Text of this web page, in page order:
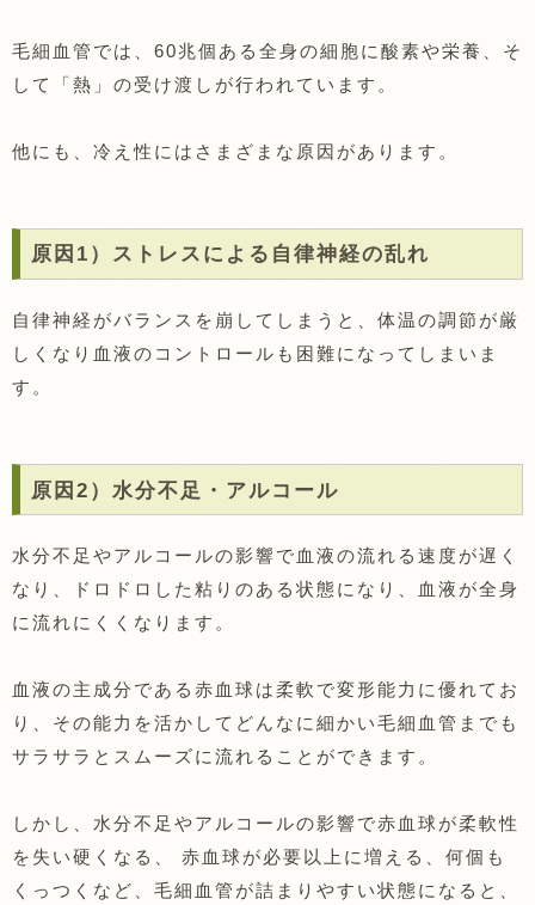
毛細血管では、60兆個ある全身の細胞に酸素や栄養、そ
して「熱」の受け渡しが行われています。
他にも、冷え性にはさまざまな原因があります。
原因1）ストレスによる自律神経の乱れ
自律神経がバランスを崩してしまうと、体温の調節が厳
しくなり血液のコントロールも困難になってしまいま
す。
原因2）水分不足・アルコール
水分不足やアルコールの影響で血液の流れる速度が遅く
なり、ドロドロした粘りのある状態になり、血液が全身
に流れにくくなります。
血液の主成分である赤血球は柔軟で変形能力に優れてお
り、その能力を活かしてどんなに細かい毛細血管までも
サラサラとスムーズに流れることができます。
しかし、水分不足やアルコールの影響で赤血球が柔軟性
を失い硬くなる、 赤血球が必要以上に増える、何個も
くっつくなど、毛細血管が詰まりやすい状態になると、